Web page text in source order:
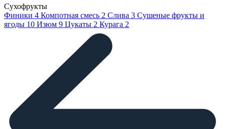
Сухофрукты
Финики 4 Компотная смесь 2 Слива 3 Сушеные фрукты и
ягоды 10 Изюм 9 Цукаты 2 Курага 2